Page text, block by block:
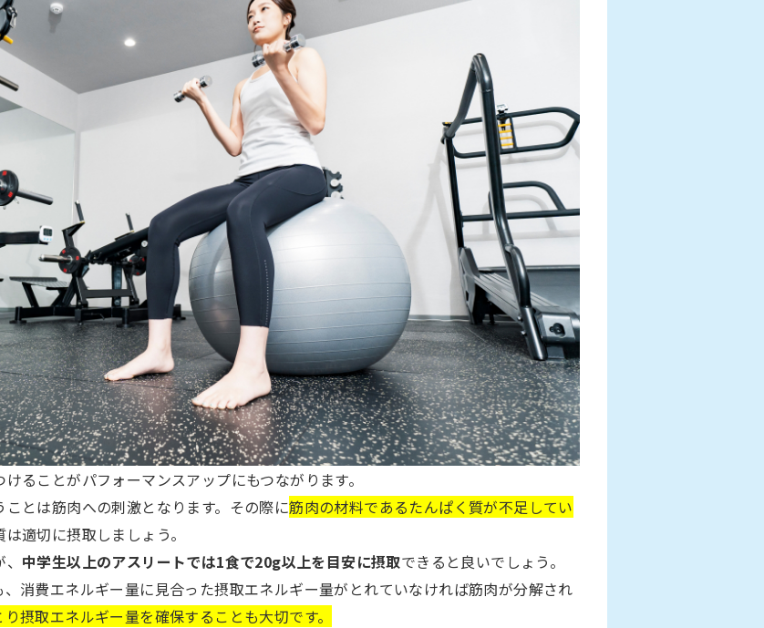
ることがパフォーマンスアップにもつながります。
とは筋肉への刺激となります。その際に筋肉の材料であるたんぱく質が不足してい
は適切に摂取しましょう。
中学生以上のアスリートでは1食で20g以上を目安に摂取できると良いでしょう。
消費エネルギー量に見合った摂取エネルギー量がとれていなければ筋肉が分解され
摂取エネルギー量を確保することも大切です。